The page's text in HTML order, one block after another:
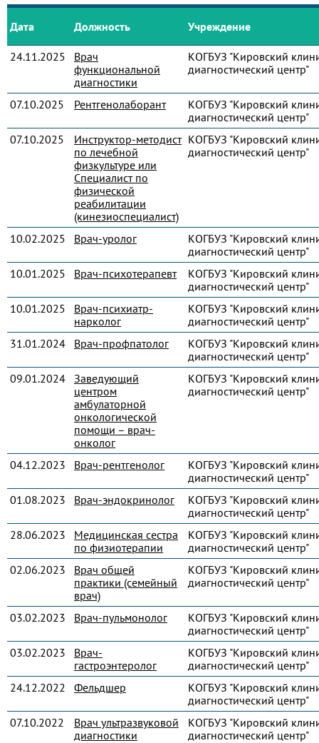
Дата Должность Учреждение
24.11.2025
Врач
функциональной
диагностики
КОГБУЗ "Кировский
диагностический центр"
07.10.2025 Рентгенолаборант
КОГБУЗ "Кировский
диагностический центр"
07.10.2025
Инструктор-методист
по лечебной
физкультуре или
Специалист по
физической
реабилитации
(кинезиоспециалист)
КОГБУЗ "Кировский
диагностический центр"
10.02.2025 Врач-уролог
КОГБУЗ "Кировский
диагностический центр"
10.01.2025
Врач-психотерапевт
КОГБУЗ "Кировский
диагностический центр"
10.01.2025
Врач-психиатр-
нарколог
КОГБУЗ "Кировский
диагностический центр"
31.01.2024
Врач-профпатолог
КОГБУЗ "Кировский
диагностический центр"
09.01.2024 Заведующий
центром
амбулаторной
онкологической
помощи – врач-
онколог
КОГБУЗ "Кировский
диагностический центр"
04.12.2023 Врач-рентгенолог
КОГБУЗ "Кировский
диагностический центр"
01.08.2023
Врач-эндокринолог
КОГБУЗ "Кировский
диагностический центр"
28.06.2023
Медицинская сестра
по физиотерапии
КОГБУЗ "Кировский
диагностический центр"
02.06.2023
Врач общей
практики (семейный
врач)
КОГБУЗ "Кировский
диагностический центр"
03.02.2023 Врач-пульмонолог
КОГБУЗ "Кировский
диагностический центр"
03.02.2023
Врач-
гастроэнтеролог
КОГБУЗ "Кировский
диагностический центр"
24.12.2022
Фельдшер
КОГБУЗ "Кировский
диагностический центр"
07.10.2022
Врач ультразвуковой
диагностики
КОГБУЗ "Кировский
диагностический центр"